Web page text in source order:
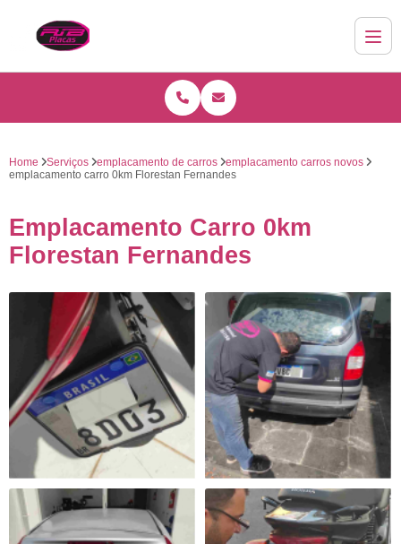
Home Serviços emplacamento de carros
emplacamento carros novos
emplacamento carro 0km Florestan Fernandes
Emplacamento Carro 0km
Florestan Fernandes